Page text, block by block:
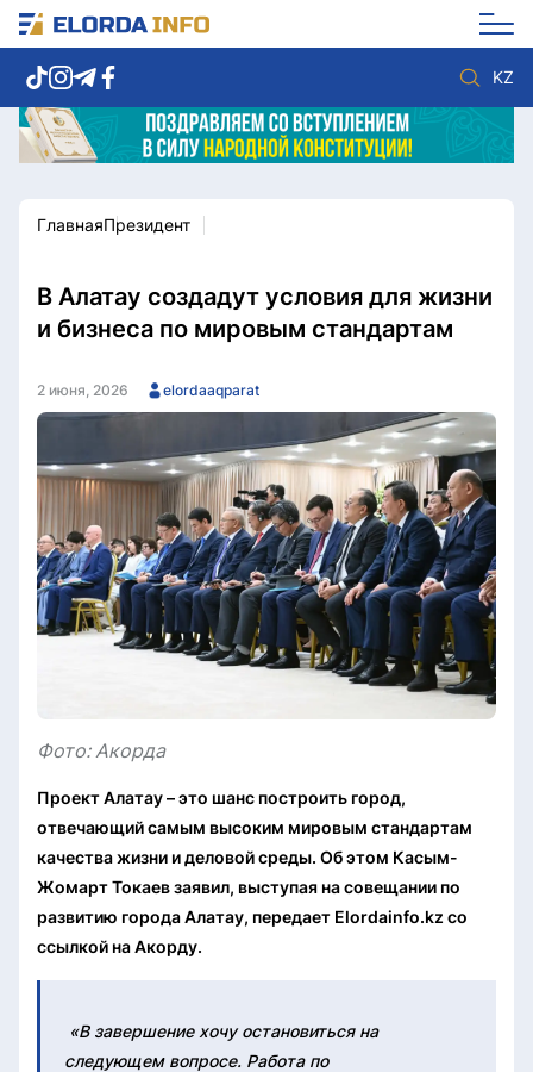
KZ
Новости столицы
Спорт
Культура
Разное
Мнение
Видео
Мир
Этический кодекс
Служу стране
ГлавнаяПрезидент
В Алатау создадут условия для жизни
и бизнеса по мировым стандартам
2 июня, 2026 elordaaqparat
Фото: Акорда
Проект Алатау – это шанс построить город,
отвечающий самым высоким мировым стандартам
качества жизни и деловой среды. Об этом Касым-
Жомарт Токаев заявил, выступая на совещании по
развитию города Алатау, передает Elordainfo.kz со
ссылкой на Акорду.
️ «В завершение хочу остановиться на
следующем вопросе. Работа по